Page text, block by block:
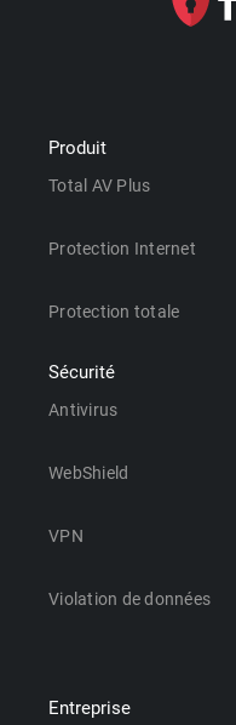
Produit
Total AV Plus
Protection Internet
Protection totale
Sécurité
Antivirus
WebShield
VPN
Violation de données
Entreprise